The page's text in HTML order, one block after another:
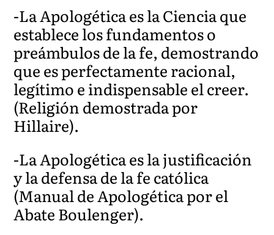
-La Apologética es la Ciencia que
establece los fundamentos o
preámbulos de la fe, demostrando
que es perfectamente racional,
legítimo e indispensable el creer.
(Religión demostrada por
Hillaire).
-La Apologética es la justificación
y la defensa de la fe católica
(Manual de Apologética por el
Abate Boulenger).